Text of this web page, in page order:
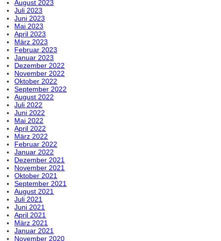
August 2023
Juli 2023
Juni 2023
Mai 2023
April 2023
März 2023
Februar 2023
Januar 2023
Dezember 2022
November 2022
Oktober 2022
September 2022
August 2022
Juli 2022
Juni 2022
Mai 2022
April 2022
März 2022
Februar 2022
Januar 2022
Dezember 2021
November 2021
Oktober 2021
September 2021
August 2021
Juli 2021
Juni 2021
April 2021
März 2021
Januar 2021
November 2020